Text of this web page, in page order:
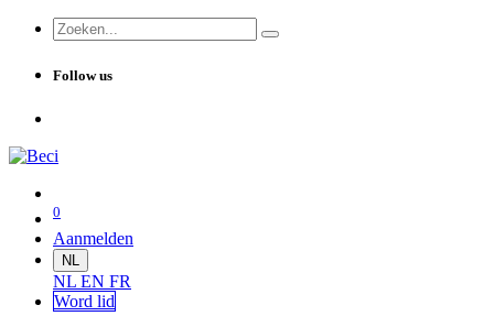
Follow us
0
Aanmelden
NL
NL EN FR
Word lid